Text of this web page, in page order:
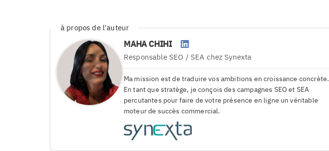
à propos de l'auteur
MAHA CHIHI
Responsable SEO / SEA chez Synexta
Ma mission est de traduire vos ambitions en croissance concrète.
En tant que stratège, je conçois des campagnes SEO et SEA
percutantes pour faire de votre présence en ligne un véritable
moteur de succès commercial.